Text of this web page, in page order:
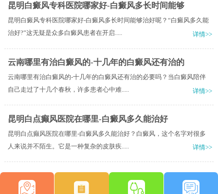
昆明白癜风专科医院哪家好-白癜风多长时间能够
昆明白癜风专科医院哪家好-白癜风多长时间能够治好呢？“白癜风多久能
治好?”这无疑是众多白癜风患者在开启.....
详情>>
云南哪里有治白癜风的-十几年的白癜风还有治的
云南哪里有治白癜风的-十几年的白癜风还有治的必要吗？当白癜风陪伴
自己走过了十几个春秋，许多患者心中难.....
详情>>
昆明白点癫风医院在哪里-白癜风多久能治好
昆明白点癫风医院在哪里-白癜风多久能治好？白癜风，这个名字对很多
人来说并不陌生。它是一种复杂的皮肤疾.....
详情>>